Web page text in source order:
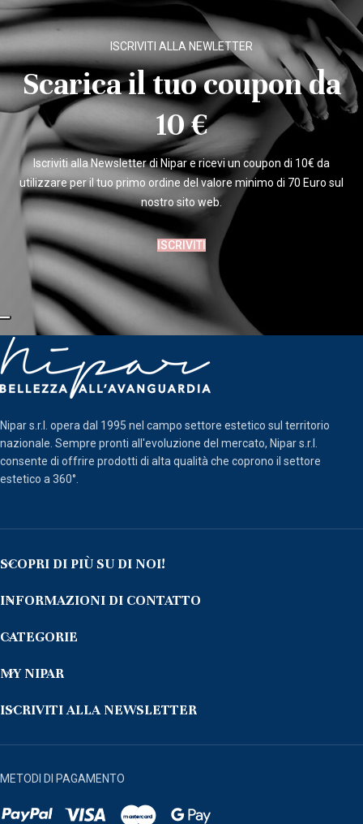
ISCRIVITI ALLA NEWLETTER
Scarica il tuo coupon da
10 €
Iscriviti alla Newsletter di Nipar e ricevi un coupon di 10€ da
utilizzare per il tuo primo ordine del valore minimo di 70 Euro sul
nostro sito web.
ISCRIVITI
Nipar s.r.l. opera dal 1995 nel campo settore estetico sul territorio
nazionale. Sempre pronti all'evoluzione del mercato, Nipar s.r.l.
consente di offrire prodotti di alta qualità che coprono il settore
estetico a 360°.
SCOPRI DI PIÙ SU DI NOI!
INFORMAZIONI DI CONTATTO
CATEGORIE
MY NIPAR
ISCRIVITI ALLA NEWSLETTER
METODI DI PAGAMENTO